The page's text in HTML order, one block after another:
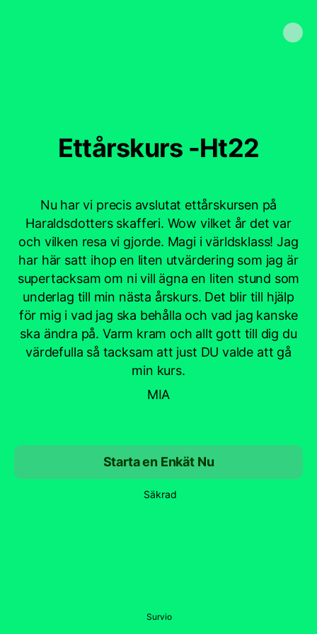
Ettårskurs -Ht22
Nu har vi precis avslutat ettårskursen på
Haraldsdotters skafferi. Wow vilket år det var
och vilken resa vi gjorde. Magi i världsklass! Jag
har här satt ihop en liten utvärdering som jag är
supertacksam om ni vill ägna en liten stund som
underlag till min nästa årskurs. Det blir till hjälp
för mig i vad jag ska behålla och vad jag kanske
ska ändra på. Varm kram och allt gott till dig du
värdefulla så tacksam att just DU valde att gå
min kurs.
MIA
Starta en Enkät Nu
Säkrad
Survio